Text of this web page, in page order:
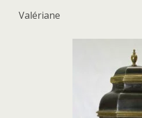
Valériane